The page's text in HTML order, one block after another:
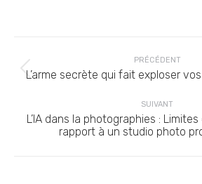
article
PRÉCÉDENT
Article
L’arme secrète qui fait exploser
SUIVANT
Article
suivant
L’IA dans la photographies :
rapport à un studio photo